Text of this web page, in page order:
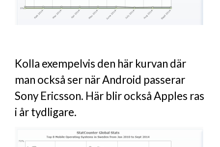
Kolla exempelvis den här kurvan där
man också ser när Android passerar
Sony Ericsson. Här blir också Apples ras
i år tydligare.